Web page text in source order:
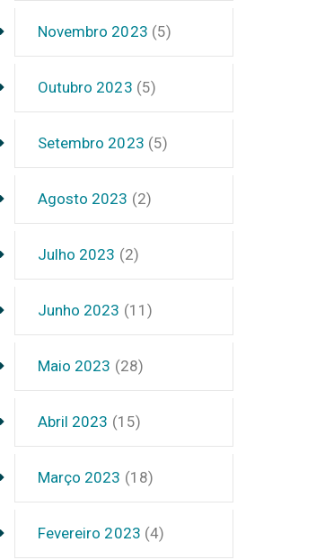
Novembro 2023 (5)
Outubro 2023 (5)
Setembro 2023 (5)
Agosto 2023 (2)
Julho 2023 (2)
Junho 2023 (11)
Maio 2023 (28)
Abril 2023 (15)
Março 2023 (18)
Fevereiro 2023 (4)